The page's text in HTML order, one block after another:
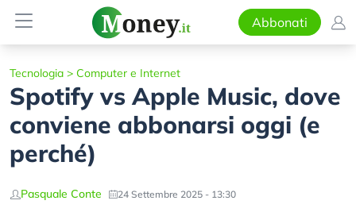
Abbonati
Tecnologia > Computer e Internet
Spotify vs Apple Music, dove
conviene abbonarsi oggi (e
perché)
Pasquale Conte 24 Settembre 2025 - 13:30